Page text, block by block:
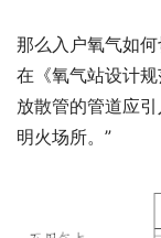
那么入户氧气如
在《氧气站设计
放散管的管道应
明火场所。”